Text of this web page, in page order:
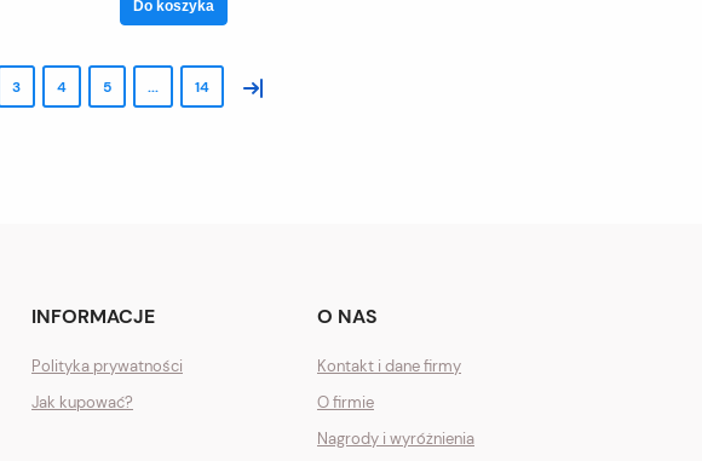
Do koszyka
3 4 5 ... 14 »
INFORMACJE
Polityka prywatności
Jak kupować?
O NAS
Kontakt i dane firmy
O firmie
Nagrody i wyróżnienia